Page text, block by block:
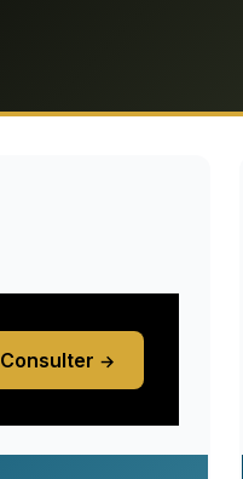
Consulter →